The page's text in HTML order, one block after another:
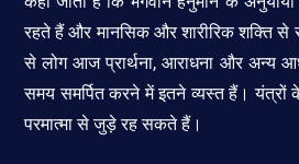
रहते हैं और मानसिक और शारीरिक शक्ति
से लोग आज प्रार्थना, आराधना और अन्य
समय समर्पित करने में इतने व्यस्त हैं। यंत्रों
परमात्मा से जुड़े रह सकते हैं।